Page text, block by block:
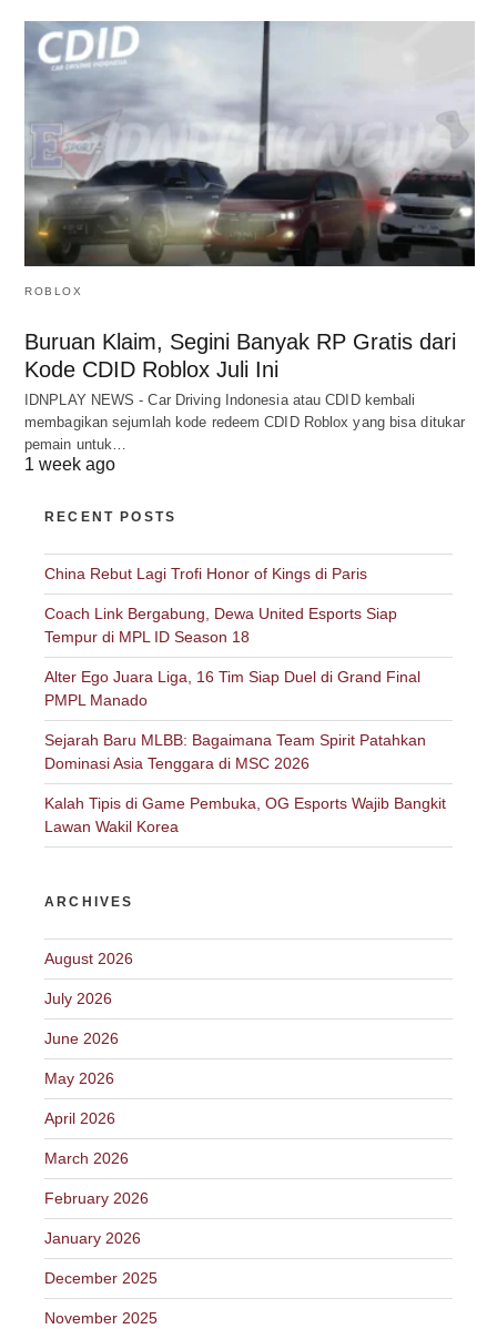
ROBLOX
Buruan Klaim, Segini Banyak RP Gratis dari
Kode CDID Roblox Juli Ini
IDNPLAY NEWS - Car Driving Indonesia atau CDID kembali
membagikan sejumlah kode redeem CDID Roblox yang bisa ditukar
pemain untuk…
1 week ago
RECENT POSTS
China Rebut Lagi Trofi Honor of Kings di Paris
Coach Link Bergabung, Dewa United Esports Siap
Tempur di MPL ID Season 18
Alter Ego Juara Liga, 16 Tim Siap Duel di Grand Final
PMPL Manado
Sejarah Baru MLBB: Bagaimana Team Spirit Patahkan
Dominasi Asia Tenggara di MSC 2026
Kalah Tipis di Game Pembuka, OG Esports Wajib Bangkit
Lawan Wakil Korea
ARCHIVES
August 2026
July 2026
June 2026
May 2026
April 2026
March 2026
February 2026
January 2026
December 2025
November 2025